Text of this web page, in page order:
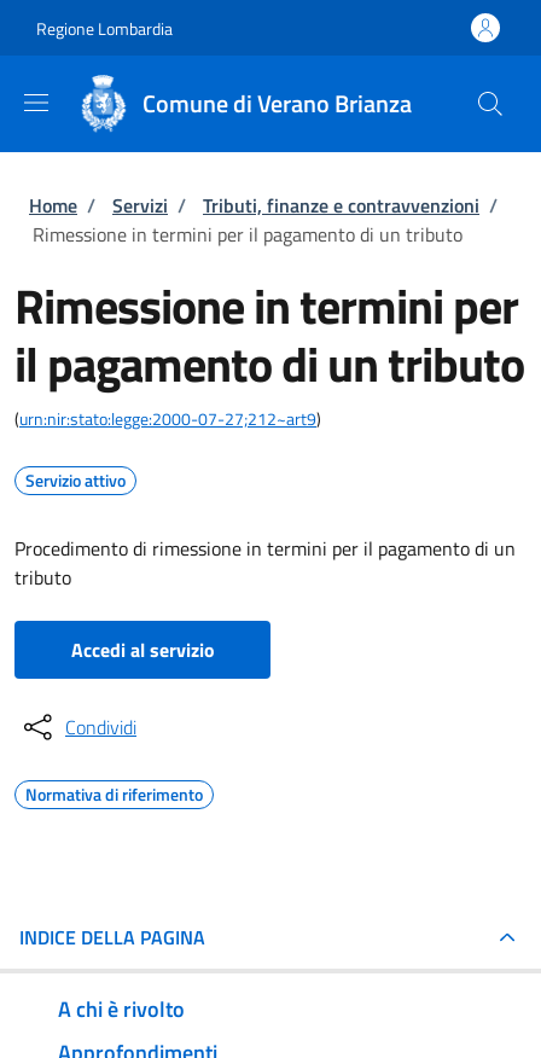
Regione Lombardia
Comune di Verano Brianza
Briciole di pane
Home / Servizi / Tributi, finanze e contravvenzioni /
Rimessione in termini per il pagamento di un tributo
Rimessione in termini per
il pagamento di un tributo
(urn:nir:stato:legge:2000-07-27;212~art9)
Servizio attivo
Procedimento di rimessione in termini per il pagamento di un
tributo
Accedi al servizio
Condividi
Normativa di riferimento
INDICE DELLA PAGINA
A chi è rivolto